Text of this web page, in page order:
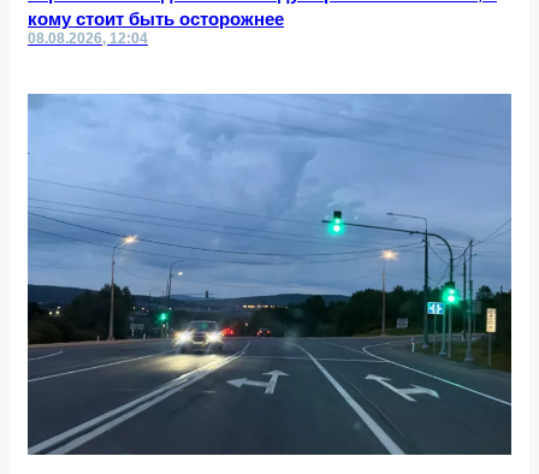
кому стоит быть осторожнее
08.08.2026, 12:04